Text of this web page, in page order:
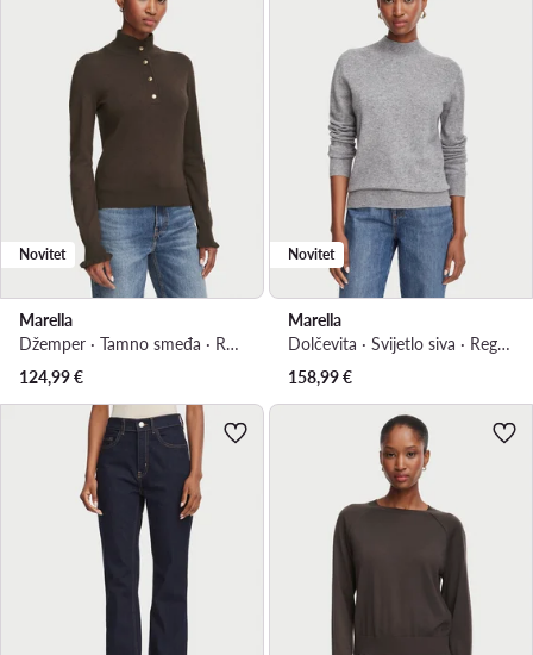
Novitet
Marella
Džemper · Tamno smeđa · Regular Fit
124,99€
Novitet
Marella
Dolčevita · Svijetlo siva · Regular Fit
158,99€